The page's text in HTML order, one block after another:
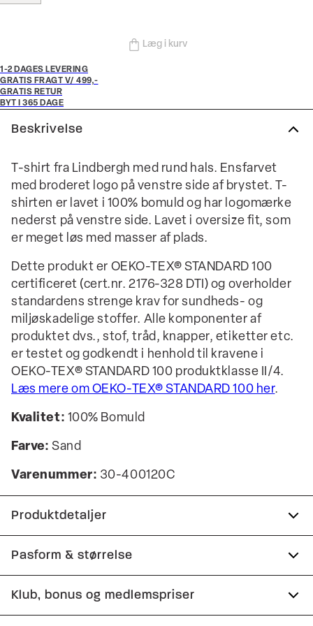
Læg i kurv
1-2 DAGES LEVERING
GRATIS FRAGT V/ 499,-
GRATIS RETUR
BYT I 365 DAGE
Beskrivelse
T-shirt fra Lindbergh med rund hals. Ensfarvet
med broderet logo på venstre side af brystet. T-
shirten er lavet i 100% bomuld og har logomærke
nederst på venstre side. Lavet i oversize fit, som
er meget løs med masser af plads.
Dette produkt er OEKO-TEX® STANDARD 100
certificeret (cert.nr. 2176-328 DTI) og overholder
standardens strenge krav for sundheds- og
miljøskadelige stoffer. Alle komponenter af
produktet dvs., stof, tråd, knapper, etiketter etc.
er testet og godkendt i henhold til kravene i
OEKO-TEX® STANDARD 100 produktklasse II/4.
Læs mere om OEKO-TEX® STANDARD 100 her.
Kvalitet: 100% Bomuld
Farve: Sand
Varenummer: 30-400120C
Produktdetaljer
Der er logo på venstre bryst.
Logomærke nederst på venstre side.
T-shirten har rund hals.
Pasform & størrelse
Fit:Oversize fit
Klub, bonus og medlemspriser